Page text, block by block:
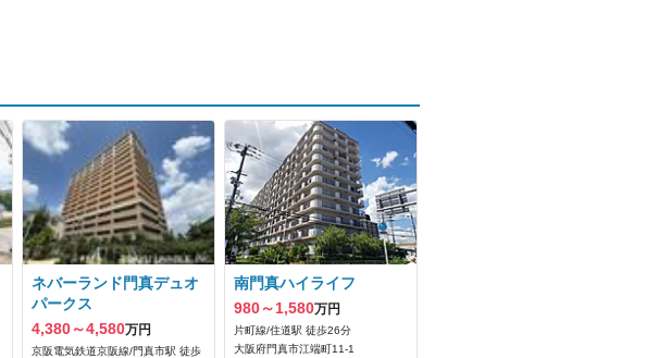
ネバーランド門真デュオ
パークス
4,380～4,580万円
京阪電気鉄道京阪線/門真市駅 徒歩
南門真ハイライフ
980～1,580万円
片町線/住道駅 徒歩26分
大阪府門真市江端町11-1